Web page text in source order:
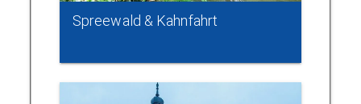
Spreewald & Kahnfahrt